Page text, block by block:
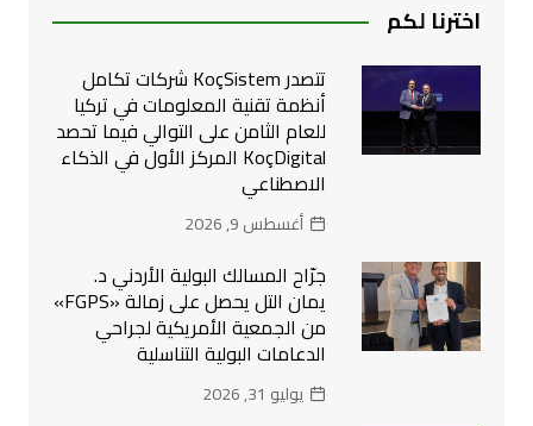
اخترنا لكم
تتصدر KoçSistem شركات تكامل
أنظمة تقنية المعلومات في تركيا
للعام الثامن على التوالي فيما تحصد
KoçDigital المركز الأول في الذكاء
الاصطناعي
أغسطس 9, 2026
جرّاح المسالك البولية الأردني د.
يمان التل يحصل على زمالة «FGPS»
من الجمعية الأمريكية لجراحي
الدعامات البولية التناسلية
يوليو 31, 2026